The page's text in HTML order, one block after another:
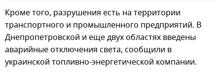
Кроме того, разрушения есть на территории
транспортного и промышленного предприятий. В
Днепропетровской и еще двух областях введены
аварийные отключения света, сообщили в
украинской топливно-энергетической компании.